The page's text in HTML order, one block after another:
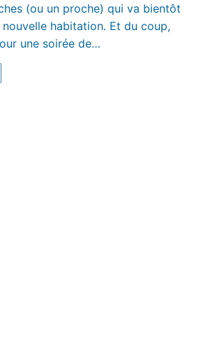
(ou un proche) qui va bientôt
nouvelle habitation. Et du coup,
une soirée de…